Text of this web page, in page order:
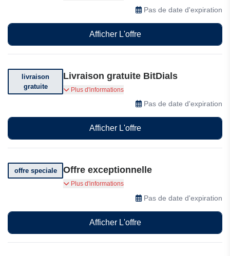
Pas de date d'expiration
Afficher L'offre
livraison
gratuite
Livraison gratuite BitDials
Bénéficiez de la livraison gratuite sur votre
commande. Conditions générales applicables.
Plus d'informations
Pas de date d'expiration
Afficher L'offre
offre speciale Offre exceptionnelle
Profitez d'une expérience sûre et sécurisée sur
Plus d'informations
Pas de date d'expiration
Afficher L'offre